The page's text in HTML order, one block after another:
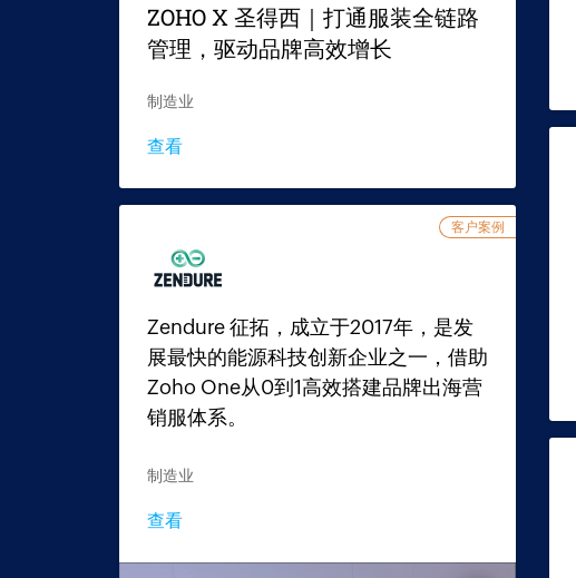
ZOHO X 圣得西｜打通服装全链路
管理，驱动品牌高效增长
制造业
查看
客户案例
Zendure 征拓，成立于2017年，是发
展最快的能源科技创新企业之一，借助
Zoho One从0到1高效搭建品牌出海营
销服体系。
制造业
查看